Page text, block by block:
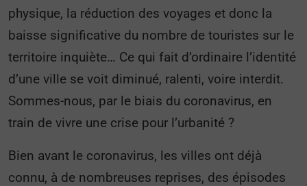
physique, la réduction des voyages et donc la
baisse significative du nombre de touristes sur le
territoire inquiète… Ce qui fait d’ordinaire l’identité
d’une ville se voit diminué, ralenti, voire interdit.
Sommes-nous, par le biais du coronavirus, en
train de vivre une crise pour l’urbanité ?
Bien avant le coronavirus, les villes ont déjà
connu, à de nombreuses reprises, des épisodes